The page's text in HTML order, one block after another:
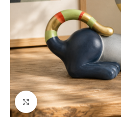
Zum Vergrößern klicken